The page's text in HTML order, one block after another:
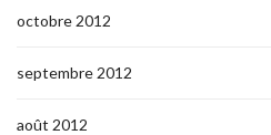
octobre 2012
septembre 2012
août 2012